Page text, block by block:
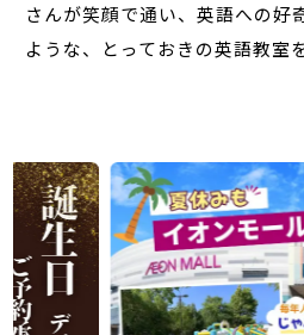
さんが笑顔で通い、英語への好
ような、とっておきの英語教室